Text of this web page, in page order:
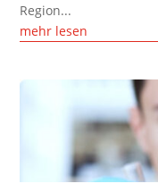
Region...
mehr lesen